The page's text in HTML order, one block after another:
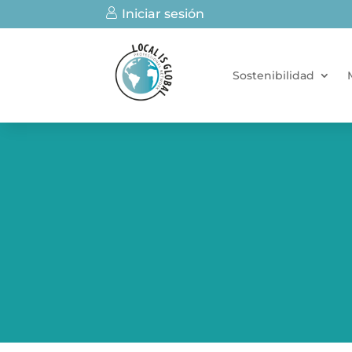
Iniciar sesión
Sostenibilidad